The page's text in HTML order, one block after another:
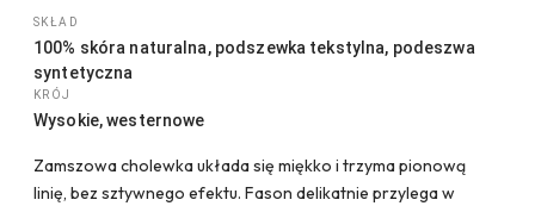
SKŁAD
100% skóra naturalna, podszewka tekstylna, podeszwa
syntetyczna
KRÓJ
Wysokie, westernowe
Zamszowa cholewka układa się miękko i trzyma pionową
linię, bez sztywnego efektu. Fason delikatnie przylega w